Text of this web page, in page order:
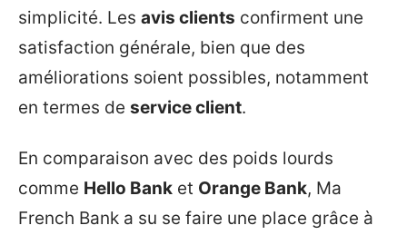
simplicité. Les avis clients confirment une
satisfaction générale, bien que des
améliorations soient possibles, notamment
en termes de service client.
En comparaison avec des poids lourds
comme Hello Bank et Orange Bank, Ma
French Bank a su se faire une place grâce à